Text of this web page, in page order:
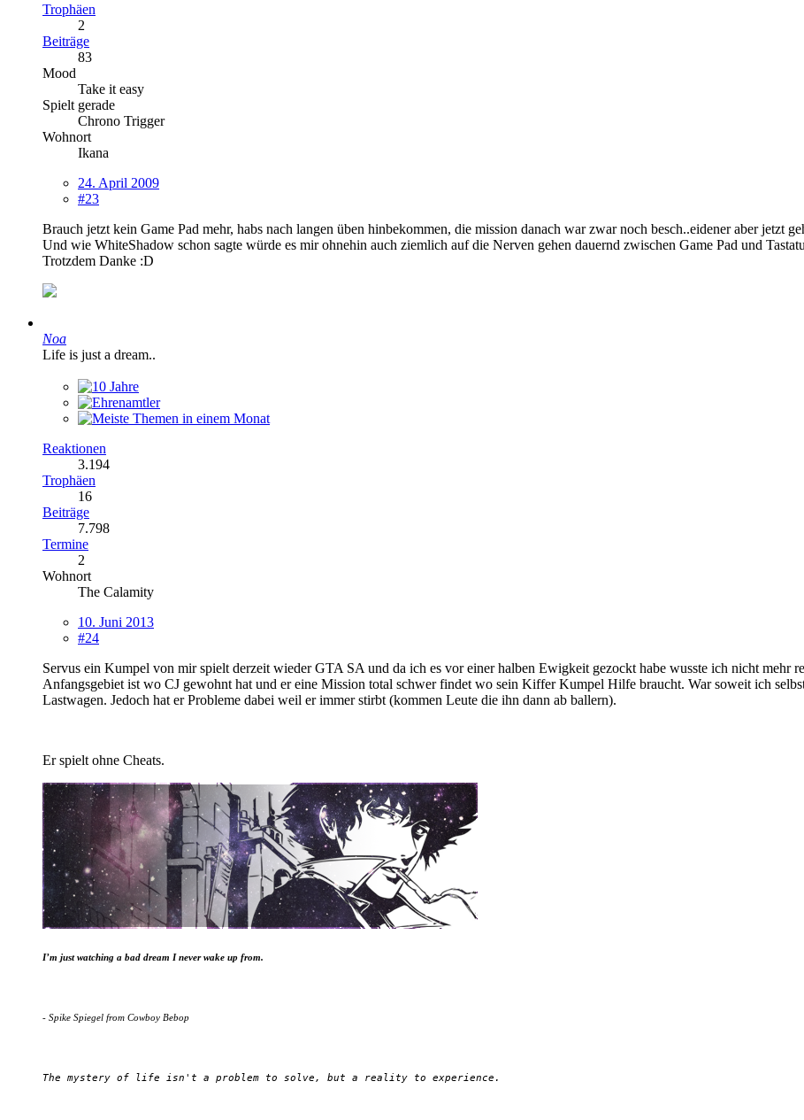
Trophäen
2
Beiträge
83
Mood
Take it easy
Spielt gerade
Chrono Trigger
Wohnort
Ikana
24. April 2009
#23
Brauch jetzt kein Game Pad mehr, habs nach langen üben hinbekommen, die mission danach war zwar noch besch..eidener aber jetzt
Und wie WhiteShadow schon sagte würde es mir ohnehin auch ziemlich auf die Nerven gehen dauernd zwischen Game Pad und
Trotzdem Danke :D
Noa
Life is just a dream..
Reaktionen
3.194
Trophäen
16
Beiträge
7.798
Termine
2
Wohnort
The Calamity
10. Juni 2013
#24
Servus ein Kumpel von mir spielt derzeit wieder GTA SA und da ich es vor einer halben Ewigkeit gezockt habe wusste ich nicht mehr
Anfangsgebiet ist wo CJ gewohnt hat und er eine Mission total schwer findet wo sein Kiffer Kumpel Hilfe braucht. War soweit ich
Lastwagen. Jedoch hat er Probleme dabei weil er immer stirbt (kommen Leute die ihn dann ab ballern).
Er spielt ohne Cheats.
I’m just watching a bad dream I never wake up from.
- Spike Spiegel from Cowboy Bebop
The mystery of life isn't a problem to solve, but a reality to experience.